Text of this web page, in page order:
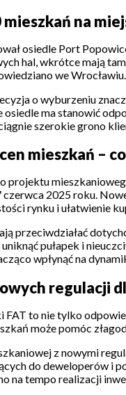
na
osiedle Port
hal, wkrótce mają
we Wrocławiu.
o wyburzeniu
ma stanowić
szerokie grono
mieszkań –
projektu
czerwca 2025 roku.
rynku i ułatwienie
przeciwdziałać
pułapek i
wpłynąć na
regulacji
to nie tylko
może pomóc
z nowymi
do deweloperów i
na tempo realizacji